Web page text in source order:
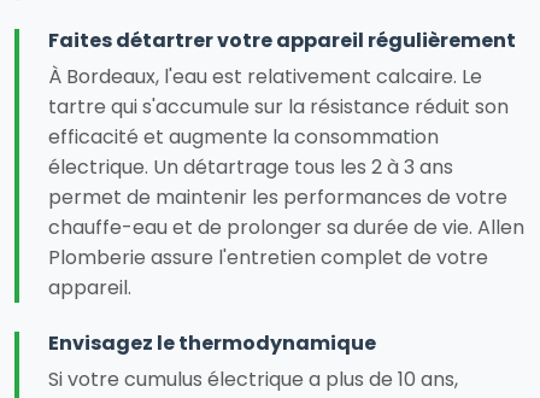
Faites détartrer votre appareil régulièrement
À Bordeaux, l'eau est relativement calcaire. Le
tartre qui s'accumule sur la résistance réduit son
efficacité et augmente la consommation
électrique. Un détartrage tous les 2 à 3 ans
permet de maintenir les performances de votre
chauffe-eau et de prolonger sa durée de vie. Allen
Plomberie assure l'entretien complet de votre
appareil.
Envisagez le thermodynamique
Si votre cumulus électrique a plus de 10 ans,